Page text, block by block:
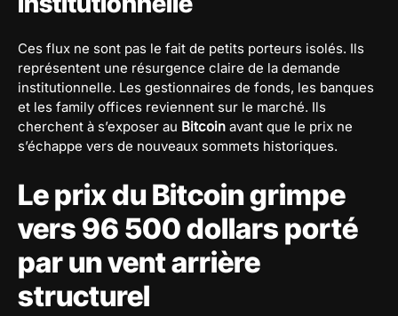
Ces flux ne sont pas le fait de petits porteurs isolés. Ils
représentent une résurgence claire de la demande
institutionnelle. Les gestionnaires de fonds, les banques
et les family offices reviennent sur le marché. Ils
cherchent à s’exposer au Bitcoin avant que le prix ne
s’échappe vers de nouveaux sommets historiques.
Le prix du Bitcoin grimpe
vers 96 500 dollars porté
par un vent arrière
structurel